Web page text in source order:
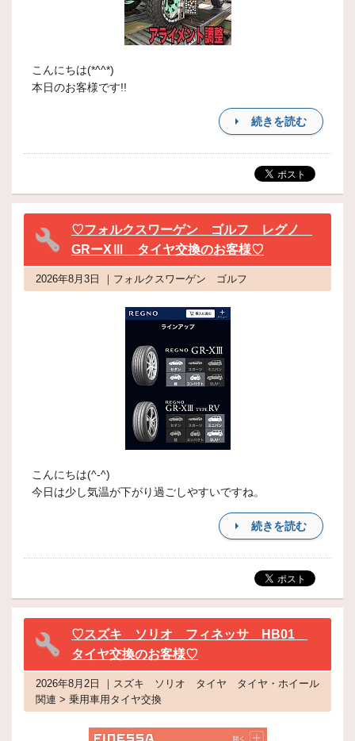
こんにちは(*^^*)
本日のお客様です!!
続きを読む
♡フォルクスワーゲン ゴルフ レグノ
GRーXⅢ タイヤ交換のお客様♡
2026年8月3日 ｜フォルクスワーゲン ゴルフ
こんにちは(^-^)
今日は少し気温が下がり過ごしやすいですね。
続きを読む
♡スズキ ソリオ フィネッサ HB01
タイヤ交換のお客様♡
2026年8月2日 ｜スズキ ソリオ タイヤ タイヤ・ホイール
関連 > 乗用車用タイヤ交換